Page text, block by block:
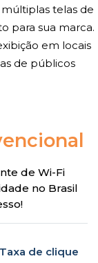
telas de
para sua marca.
em locais
de públicos
de Wi-Fi
no Brasil
Taxa de clique